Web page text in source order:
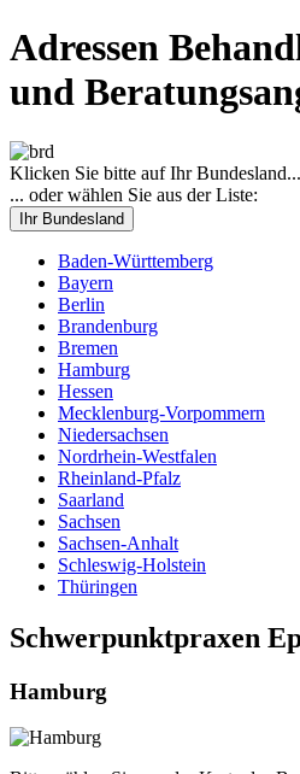
Adressen
und
Klicken Sie bitte auf Ihr Bundesland...
... oder wählen Sie aus der Liste:
Ihr Bundesland
Baden-Württemberg
Bayern
Berlin
Brandenburg
Bremen
Hamburg
Hessen
Mecklenburg-Vorpommern
Niedersachsen
Nordrhein-Westfalen
Rheinland-Pfalz
Saarland
Sachsen
Sachsen-Anhalt
Schleswig-Holstein
Thüringen
Schwerpunktpraxen
Hamburg